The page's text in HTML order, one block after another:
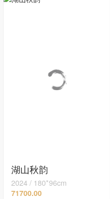
湖山秋韵
2024/ 180*96cm
71700.00